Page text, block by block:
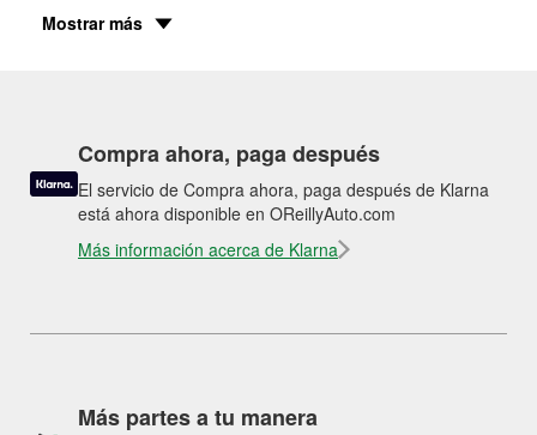
Mostrar más
Compra ahora, paga después
El servicio de Compra ahora, paga después de Klarna
está ahora disponible en OReillyAuto.com
Más información acerca de Klarna
Más partes a tu manera